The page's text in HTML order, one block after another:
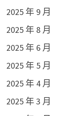
2025 年 9 月
2025 年 8 月
2025 年 6 月
2025 年 5 月
2025 年 4 月
2025 年 3 月